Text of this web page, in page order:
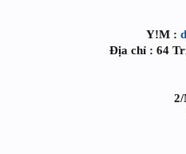
Y!M :
Địa chỉ : 64
2/